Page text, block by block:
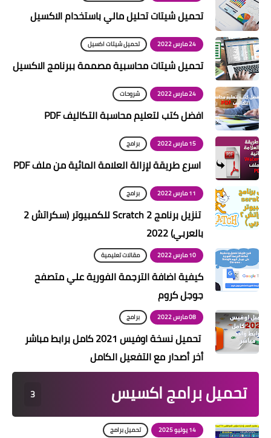
تحميل شيتات تحليل مالي باستخدام الاكسيل
24 مارس 2022 تحميل شيتات اكسيل
تحميل شيتات محاسبية مصممة ببرنامج الاكسيل
24 مارس 2022 شروحات
افضل كتب لتعليم محاسبة التكاليف PDF
15 مارس 2022 برامج
اسرع طريقة لإزالة العلامة المائية من ملف PDF
11 مارس 2022 برامج
تنزيل برنامج Scratch 2 للكمبيوتر (سكراتش 2
بالعربي) 2022
10 مارس 2022 مقالات تعليمية
كيفية اضافة الترجمة الفورية علي متصفح
جوجل كروم
08 مارس 2022 برامج
تحميل نسخة اوفيس 2021 كامل برابط مباشر
أخر أصدار مع التفعيل الكامل
تحميل برامج اكسيس 3
14 يوليو 2025 تحميل برامج